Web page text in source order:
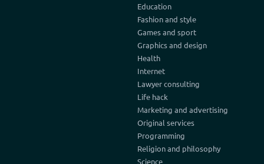
Education
Fashion and style
Games and sport
Graphics and design
Health
Internet
Lawyer consulting
Life hack
Marketing and advertising
Original services
Programming
Religion and philosophy
Science